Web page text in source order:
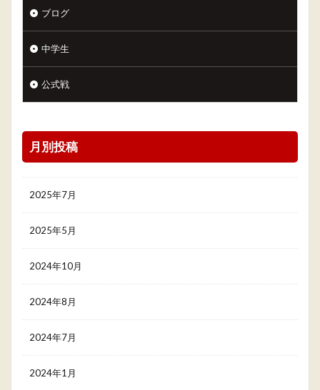
ブログ
中学生
公式戦
月別投稿
2025年7月
2025年5月
2024年10月
2024年8月
2024年7月
2024年1月